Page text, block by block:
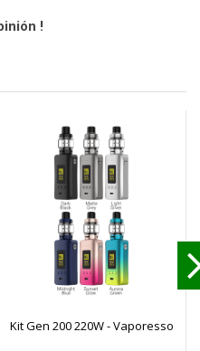
!
Kit Gen 200 220W - Vaporesso